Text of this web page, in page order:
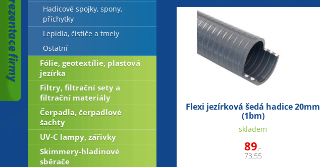
Flexi jezírková šedá hadice 20mm
(1bm)
skladem
89,-
73,55
Hadicové spojky, spony,
příchytky
Lepidla, čističe a tmely
Ostatní
Fólie, geotextílie, plastová
jezírka
Filtry, filtrační sety a
filtrační materiály
Čerpadla, čerpadlové
šachty
UV-C lampy, zářivky
Skimmery-hladinové
sběrače